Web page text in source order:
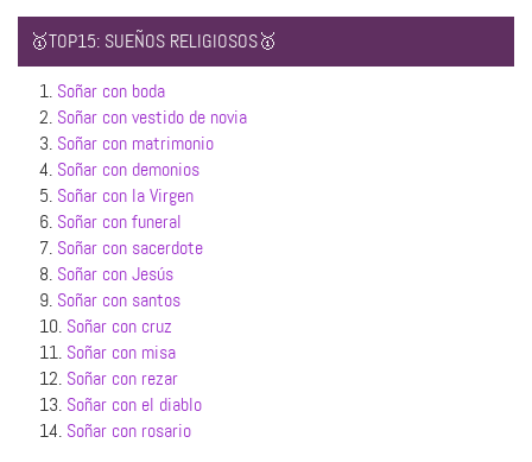
🥇TOP15: SUEÑOS RELIGIOSOS🥇
1. Soñar con boda
2. Soñar con vestido de novia
3. Soñar con matrimonio
4. Soñar con demonios
5. Soñar con la Virgen
6. Soñar con funeral
7. Soñar con sacerdote
8. Soñar con Jesús
9. Soñar con santos
10. Soñar con cruz
11. Soñar con misa
12. Soñar con rezar
13. Soñar con el diablo
14. Soñar con rosario